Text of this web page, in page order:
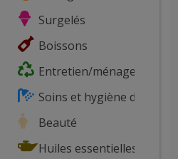
Surgelés
Boissons
Entretien/ménage
Soins et hygiène du corps
Beauté
Huiles essentielles